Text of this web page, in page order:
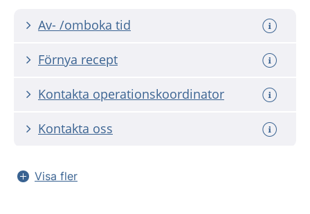
Av- /omboka tid
Förnya recept
Kontakta operationskoordinator
Kontakta oss
Visa fler